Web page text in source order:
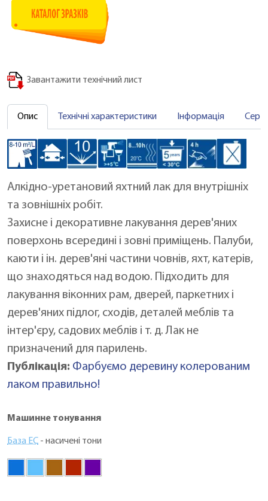
Завантажити технічний лист
Опис Технічні характеристики Інформація
Алкідно-уретановий яхтний лак для внутрішніх
та зовнішніх робіт.
Захисне і декоративне лакування дерев'яних
поверхонь всередині і зовні приміщень. Палуби,
каюти і ін. дерев'яні частини човнів, яхт, катерів,
що знаходяться над водою. Підходить для
лакування віконних рам, дверей, паркетних і
дерев'яних підлог, сходів, деталей меблів та
інтер'єру, садових меблів і т. д. Лак не
призначений для парилень.
Публікація: Фарбуємо деревину колерованим
лаком правильно!
Машинне тонування
База EC - насичені тони